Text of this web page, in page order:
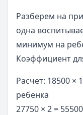
Разберем на
одна
минимум на
Коэффициент
Расчет: 18500 ×
ребенка
27750 × 2 =